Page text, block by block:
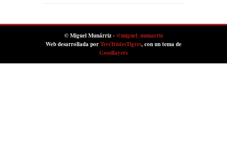
© Miguel Munárriz · @miguel_munarriz
Web desarrollada porTresTristesTigres, con un tema de
Goodlayers